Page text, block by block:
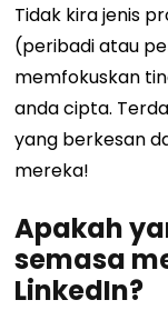
Tidak kira jenis
(peribadi atau
memfokuskan
anda cipta.
yang berkesan
mereka!
Apakah
semasa
LinkedIn?